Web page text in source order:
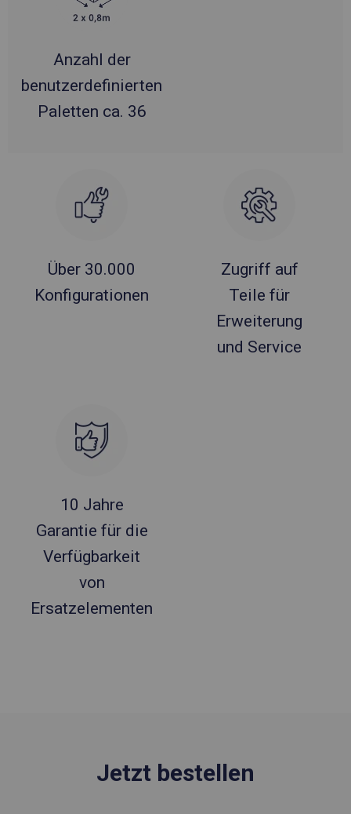
Anzahl der
benutzerdefinierten
Paletten ca. 36
Über 30.000
Konfigurationen
Zugriff auf
Teile für
Erweiterung
und Service
10 Jahre
Garantie für die
Verfügbarkeit
von
Ersatzelementen
Jetzt bestellen